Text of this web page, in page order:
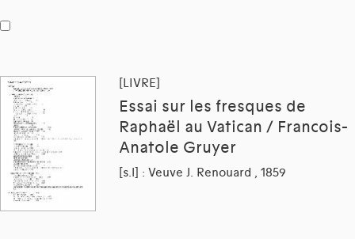
[LIVRE]
Essai sur les fresques de
Raphaël au Vatican / Francois-
Anatole Gruyer
[s.l] : Veuve J. Renouard , 1859